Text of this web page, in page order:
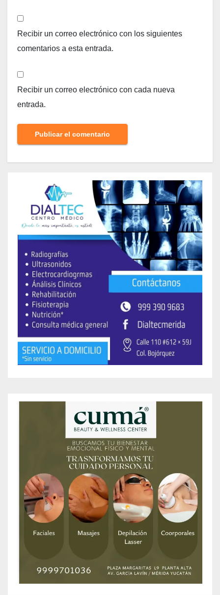
Recibir un correo electrónico con los siguientes
comentarios a esta entrada.
Recibir un correo electrónico con cada nueva
entrada.